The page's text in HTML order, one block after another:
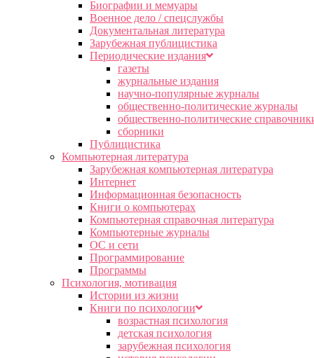
Биографии и мемуары
Военное дело / спецслужбы
Документальная литература
Зарубежная публицистика
Периодические издания
газеты
журнальные издания
научно-популярные журналы
общественно-политические журналы
общественно-политические
сборники
Публицистика
Компьютерная литература
Зарубежная компьютерная литература
Интернет
Информационная безопасность
Книги о компьютерах
Компьютерная справочная литература
Компьютерные журналы
ОС и сети
Программирование
Программы
Психология, мотивация
Истории из жизни
Книги по психологии
возрастная психология
детская психология
зарубежная психология